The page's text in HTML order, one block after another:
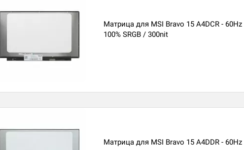
Матрица для MSI Bravo 15 A4DCR - 60Hz
100% SRGB / 300nit
Матрица для MSI Bravo 15 A4DDR - 60Hz